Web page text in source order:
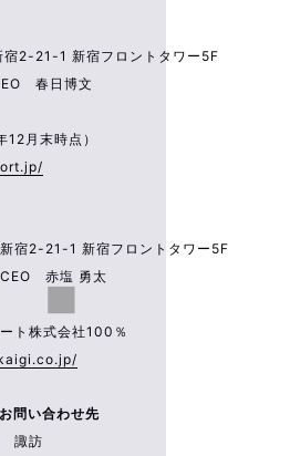
宿2-21-1 新宿フロントタワー5F
春日博文
月末時点）
宿2-21-1 新宿フロントタワー5F
赤塩 勇太
ト株式会社100％
問い合わせ先
諏訪